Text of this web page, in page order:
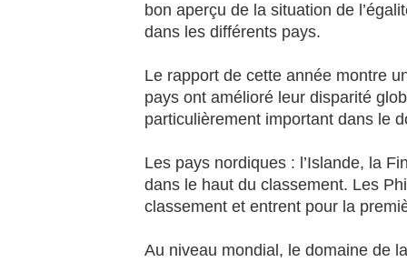
bon aperçu de la situation de
dans les différents pays.
Le rapport de cette année montre
pays ont amélioré leur disparité
particulièrement important dans le
Les pays nordiques : l’Islande, la
dans le haut du classement. Les
classement et entrent pour la
Au niveau mondial, le domaine de